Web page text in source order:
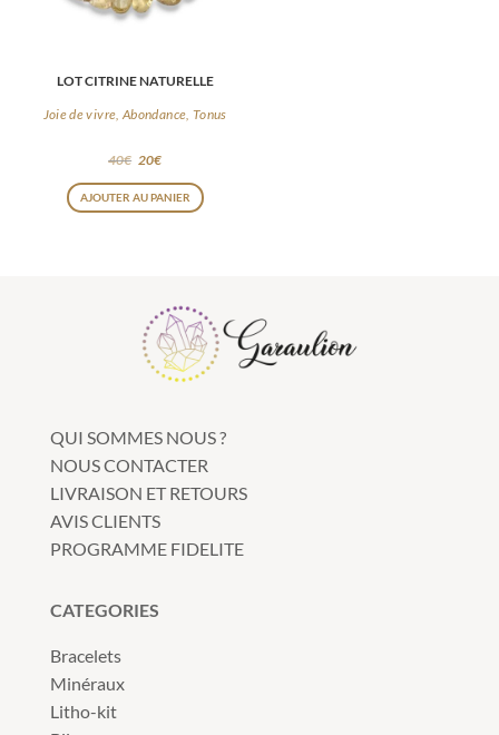
LOT CITRINE NATURELLE
Joie de vivre, Abondance, Tonus
40€ 20€
AJOUTER AU PANIER
Ce
Les
options
choisies
sur
page
QUI SOMMES NOUS ?
NOUS CONTACTER
LIVRAISON ET RETOURS
AVIS CLIENTS
PROGRAMME FIDELITE
CATEGORIES
Bracelets
Minéraux
Litho-kit